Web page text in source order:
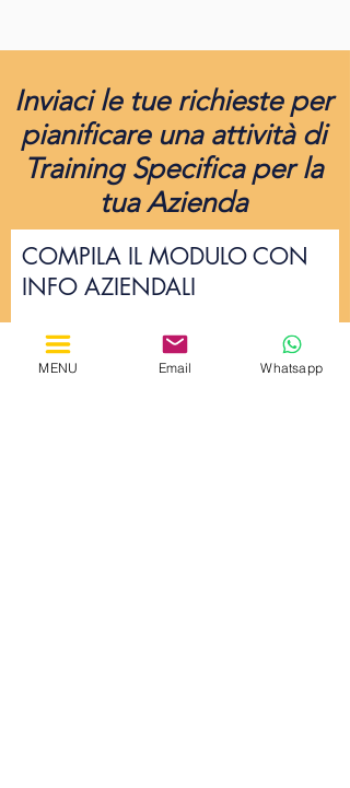
Inviaci le tue richieste per
pianificare una attività di
Training Specifica per la
tua Azienda
COMPILA IL MODULO CON
INFO AZIENDALI
MENU Email Whatsapp